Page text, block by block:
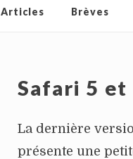
Articles Brèves
Safari 5
La dernière
présente une